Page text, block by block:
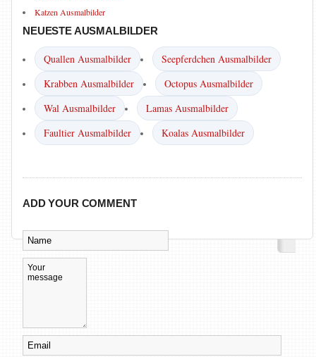
Katzen Ausmalbilder
NEUESTE AUSMALBILDER
Quallen Ausmalbilder
Seepferdchen Ausmalbilder
Krabben Ausmalbilder
Octopus Ausmalbilder
Wal Ausmalbilder
Lamas Ausmalbilder
Faultier Ausmalbilder
Koalas Ausmalbilder
ADD YOUR COMMENT